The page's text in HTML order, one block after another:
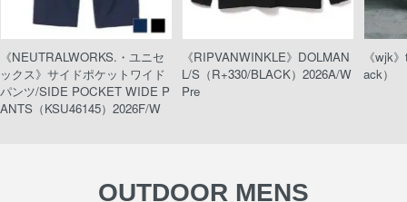
《NEUTRALWORKS.・ユニセ
ックス》サイドポケットワイド
パンツ/SIDE POCKET WIDE P
ANTS（KSU46145）2026F/W
《RIPVANWINKLE》DOLMAN
L/S（R+330/BLACK）2026A/W
Pre
《wjk
ack）
OUTDOOR MENS